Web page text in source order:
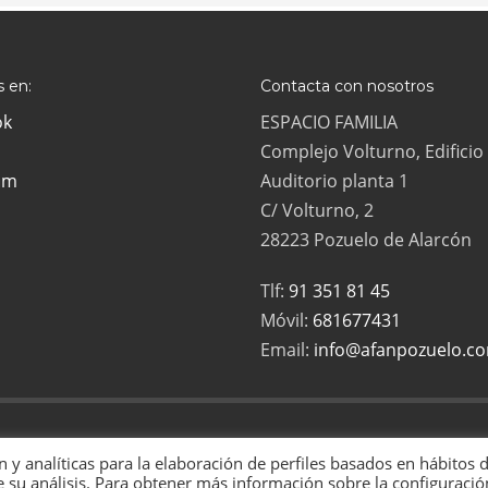
en: Contacta con nosotros
ESPACIO FAMILIA
Complejo Volturno, Edificio
Auditorio planta 1
C/ Volturno, 2
28223 Pozuelo de Alarcón
Tlf: 91 351 81 45
Móvil: 681677431
Email:
de Privacidad|Política de Cookies
analíticas para la elaboración de perfiles basados en hábitos
análisis. Para obtener más información sobre la